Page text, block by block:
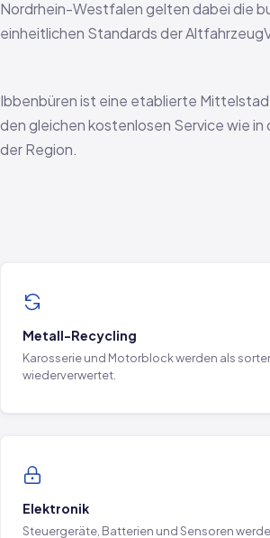
Nordrhein-Westfalen gelten dabei die
einheitlichen Standards der
Ibbenbüren ist eine etablierte
den gleichen kostenlosen Service wie
der Region.
Metall-Recycling
Karosserie und Motorblock werden als
wiederverwertet.
Elektronik
Steuergeräte, Batterien und Sensoren